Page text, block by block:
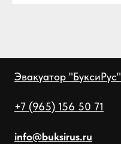
Эвакуатор "БуксиРус"
+7 (965) 156 50 71
info@buksirus.ru